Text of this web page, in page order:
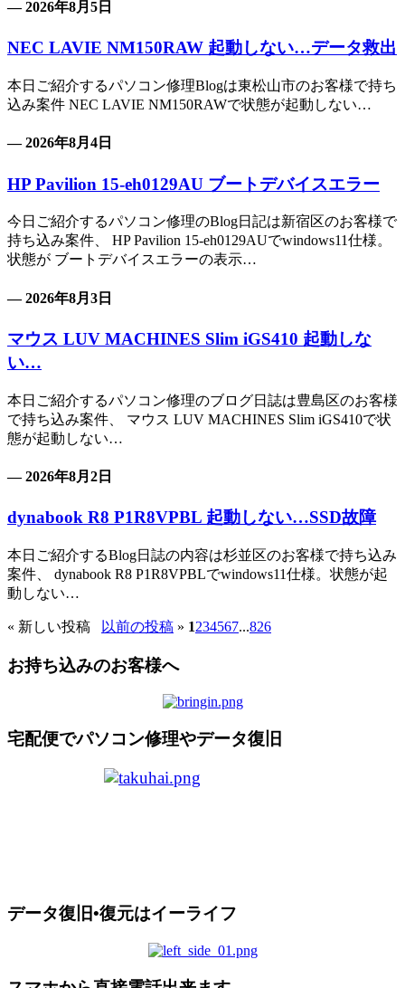
— 2026年8月5日
NEC LAVIE NM150RAW 起動しない…データ救出
本日ご紹介するパソコン修理Blogは東松山市のお客様で持ち
込み案件 NEC LAVIE NM150RAWで状態が起動しない…
— 2026年8月4日
HP Pavilion 15-eh0129AU ブートデバイスエラー
今日ご紹介するパソコン修理のBlog日記は新宿区のお客様で
持ち込み案件、 HP Pavilion 15-eh0129AUでwindows11仕様。
状態が ブートデバイスエラーの表示…
— 2026年8月3日
マウス LUV MACHINES Slim iGS410 起動しな
い…
本日ご紹介するパソコン修理のブログ日誌は豊島区のお客様
で持ち込み案件、 マウス LUV MACHINES Slim iGS410で状
態が起動しない…
— 2026年8月2日
dynabook R8 P1R8VPBL 起動しない…SSD故障
本日ご紹介するBlog日誌の内容は杉並区のお客様で持ち込み
案件、 dynabook R8 P1R8VPBLでwindows11仕様。状態が起
動しない…
« 新しい投稿 以前の投稿 » 1234567...826
お持ち込みのお客様へ
宅配便でパソコン修理やデータ復旧
データ復旧•復元はイーライフ